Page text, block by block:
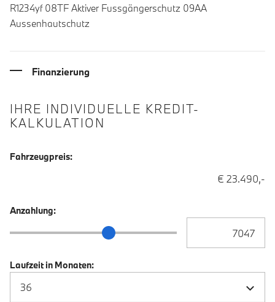
R1234yf 08TF Aktiver Fussgängerschutz 09AA
Aussenhautschutz
Finanzierung
IHRE INDIVIDUELLE KREDIT-
KALKULATION
Fahrzeugpreis:
€ 23.490,-
Anzahlung:
Anzahlung Schieberegler
Laufzeit in Monaten: